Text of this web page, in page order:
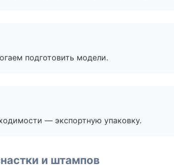
подготовить модели.
— экспортную упаковку.
и штампов